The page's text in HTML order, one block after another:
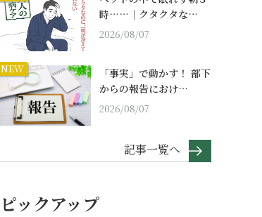
時……｜クタクタな…
2026/08/07
NEW
「事実」で動かす！ 部下
からの報告におけ…
2026/08/07
記事一覧へ
ピックアップ